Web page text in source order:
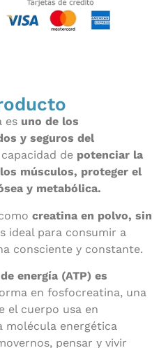
es uno de los
y seguros del
de potenciar la
músculos, proteger el
y metabólica.
creatina en polvo, sin
ideal para consumir a
consciente y constante.
energía (ATP) es
en fosfocreatina, una
el cuerpo usa en
molécula energética
pensar y vivir